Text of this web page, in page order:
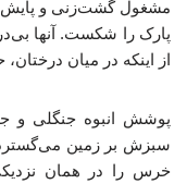
مشغول گشت‌زنی و پایش
پارک را شکست. آنها
از اینکه در میان
پوشش انبوه جنگلی و
سبزش بر زمین
خرس را در همان